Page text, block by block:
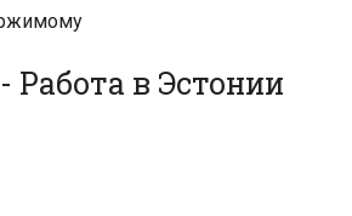
Работа в Эстонии